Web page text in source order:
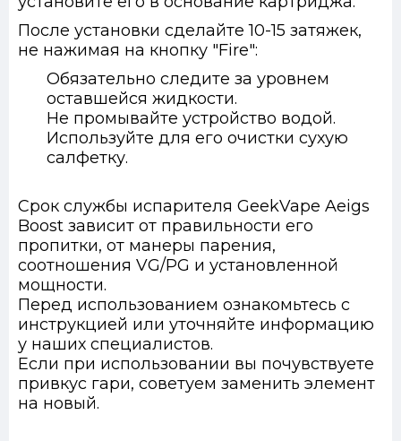
После установки сделайте 10-15 затяжек,
не нажимая на кнопку "Fire":
Обязательно следите за уровнем
оставшейся жидкости.
Не промывайте устройство водой.
Используйте для его очистки сухую
салфетку.
Срок службы испарителя GeekVape Aeigs
Boost зависит от правильности его
пропитки, от манеры парения,
соотношения VG/PG и установленной
мощности.
Перед использованием ознакомьтесь с
инструкцией или уточняйте информацию
у наших специалистов.
Если при использовании вы почувствуете
привкус гари, советуем заменить элемент
на новый.